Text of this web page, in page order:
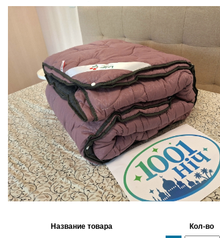
Название товара Кол-во